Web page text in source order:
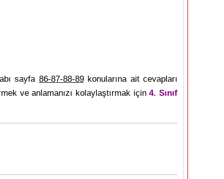
sayfa 86-87-88-89konularına ait cevapları
ve anlamanızı kolaylaştırmak için4. Sınıf